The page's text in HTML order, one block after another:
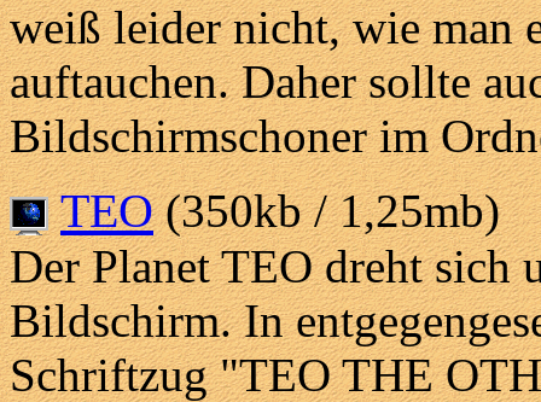
weiß leider nicht, wie man
auftauchen. Daher sollte
Bildschirmschoner im
TEO(350kb / 1,25mb)
Der Planet TEO dreht sich
Bildschirm. In
Schriftzug "TEO THE